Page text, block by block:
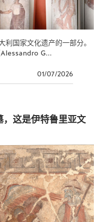
国家文化遗产的一部分。
G...
01/07/2026
这是伊特鲁里亚文